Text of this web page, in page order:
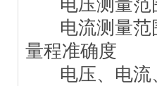
电压测量范
电流测量范
量程准确度
电压、电流